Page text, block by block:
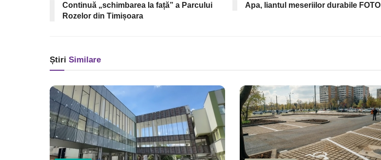
Continuă „schimbarea la față” a Parcului
Rozelor din Timișoara
Apa, liantul meseriilor durabile FOTO
Știri Similare